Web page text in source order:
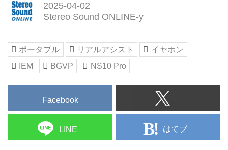
2025-04-02
Stereo Sound ONLINE-y
ポータブル リアルアシスト
イヤホン
IEM
BGVP NS10 Pro
Facebook
LINE はてブ